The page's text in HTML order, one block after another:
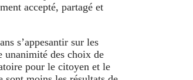
accepté, partagé et
s’appesantir sur les
unanimité des choix de
pour le citoyen et le